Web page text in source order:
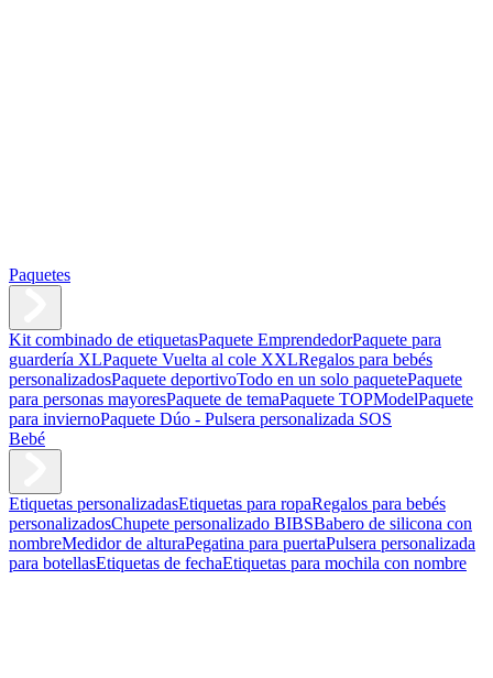
Paquetes
Kit combinado de etiquetasPaquete EmprendedorPaquete para
guardería XLPaquete Vuelta al cole XXLRegalos para bebés
personalizadosPaquete deportivoTodo en un solo paquetePaquete
para personas mayoresPaquete de temaPaquete TOPModelPaquete
para inviernoPaquete Dúo - Pulsera personalizada SOS
Bebé
Etiquetas personalizadasEtiquetas para ropaRegalos para bebés
personalizadosChupete personalizado BIBSBabero de silicona con
nombreMedidor de alturaPegatina para puertaPulsera personalizada
para botellasEtiquetas de fechaEtiquetas para mochila con nombre